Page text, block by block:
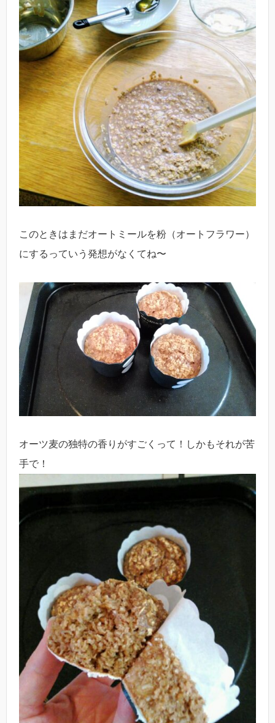
このときはまだオートミールを粉（オートフラワー）
にするっていう発想がなくてね〜
オーツ麦の独特の香りがすごくって！しかもそれが苦
手で！